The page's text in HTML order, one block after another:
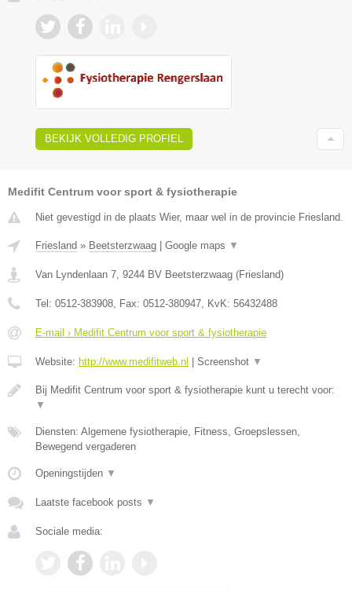
BEKIJK VOLLEDIG PROFIEL
Medifit Centrum voor sport & fysiotherapie
Niet gevestigd in de plaats Wier, maar wel in de provincie Friesland.
Friesland » Beetsterzwaag Google maps ▼
Van Lyndenlaan 7 9244 BV Beetsterzwaag (Friesland)
Tel: 0512-383908 , Fax: 0512-380947 , KvK: 56432488
E-mail › Medifit Centrum voor sport & fysiotherapie
Website: http://www.medifitweb.nl Screenshot ▼
Bij Medifit Centrum voor sport & fysiotherapie kunt u terecht voor:
▼
Diensten: Algemene fysiotherapie, Fitness, Groepslessen,
Bewegend vergaderen
Openingstijden ▼
Laatste facebook posts ▼
Sociale media: